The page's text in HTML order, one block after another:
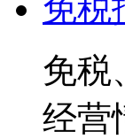
免税
免税
经营